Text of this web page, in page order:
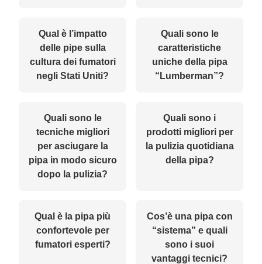
Qual è l’impatto
delle pipe sulla
cultura dei fumatori
negli Stati Uniti?
Quali sono le
caratteristiche
uniche della pipa
“Lumberman”?
Quali sono le
tecniche migliori
per asciugare la
pipa in modo sicuro
dopo la pulizia?
Quali sono i
prodotti migliori per
la pulizia quotidiana
della pipa?
Qual è la pipa più
confortevole per
fumatori esperti?
Cos’è una pipa con
“sistema” e quali
sono i suoi
vantaggi tecnici?